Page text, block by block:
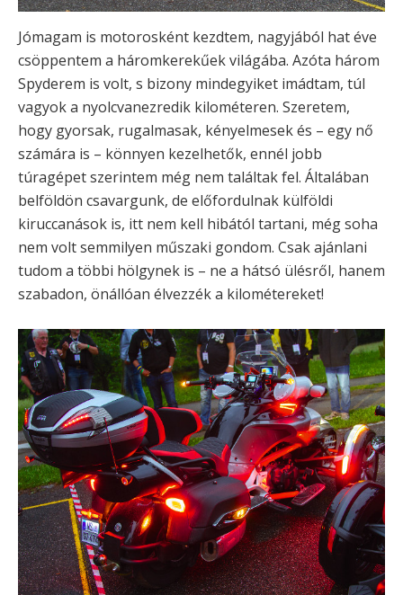
Jómagam is motorosként kezdtem, nagyjából hat éve
csöppentem a háromkerekűek világába. Azóta három
Spyderem is volt, s bizony mindegyiket imádtam, túl
vagyok a nyolcvanezredik kilométeren. Szeretem,
hogy gyorsak, rugalmasak, kényelmesek és – egy nő
számára is – könnyen kezelhetők, ennél jobb
túragépet szerintem még nem találtak fel. Általában
belföldön csavargunk, de előfordulnak külföldi
kiruccanások is, itt nem kell hibától tartani, még soha
nem volt semmilyen műszaki gondom. Csak ajánlani
tudom a többi hölgynek is – ne a hátsó ülésről, hanem
szabadon, önállóan élvezzék a kilométereket!